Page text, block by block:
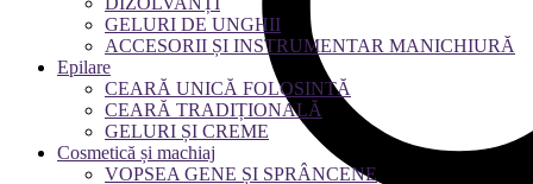
GELURI DE UNGHII
ACCESORII ȘI INSTRUMENTAR MANICHIURĂ
Epilare
CEARĂ UNICĂ FOLOSINTĂ
CEARĂ TRADIȚIONALĂ
GELURI ȘI CREME
Cosmetică și machiaj
VOPSEA GENE ȘI SPRÂNCENE